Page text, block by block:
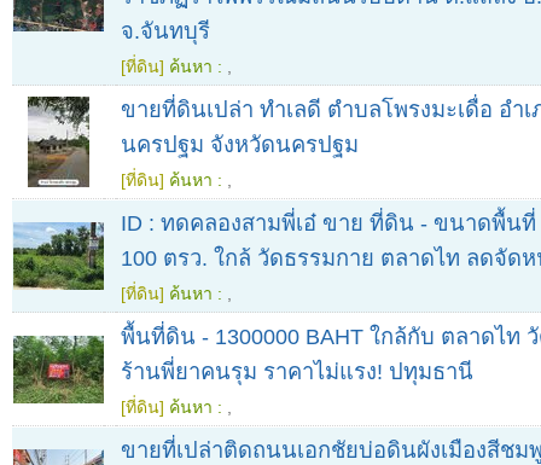
จ.จันทบุรี
[ที่ดิน] ค้นหา :
ขายที่ดินเปล่า ทำเลดี ตำบลโพรงมะเดื่อ อำเ
นครปฐม จังหวัดนครปฐม
[ที่ดิน] ค้นหา :
ID : ทดคลองสามพี่เอ๋ ขาย ที่ดิน - ขนาดพื้นที่
100 ตรว. ใกล้ วัดธรรมกาย ตลาดไท ลดจัด
[ที่ดิน] ค้นหา :
พื้นที่ดิน - 1300000 BAHT ใกล้กับ ตลาดไท
ร้านพี่ยาคนรุม ราคาไม่แรง! ปทุมธานี
[ที่ดิน] ค้นหา :
ขายที่เปล่าติดถนนเอกชัยบ่อดินผังเมืองสีชม